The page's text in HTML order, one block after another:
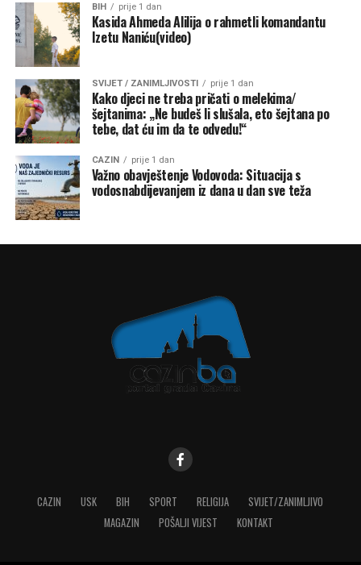
BIH prije 1 dan
Kasida Ahmeda Alilija o rahmetli komandantu
Izetu Naniću(video)
SVIJET / ZANIMLJIVOSTI prije 1 dan
Kako djeci ne treba pričati o melekima/
šejtanima: „Ne budeš li slušala, eto šejtana po
tebe, dat ću im da te odvedu!“
CAZIN prije 1 dan
Važno obavještenje Vodovoda: Situacija s
vodosnabdijevanjem iz dana u dan sve teža
CAZIN USK BIH SPORT RELIGIJA
SVIJET/ZANIMLJIVO
MAGAZIN
POŠALJI VIJEST KONTAKT